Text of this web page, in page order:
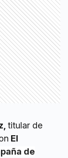
titular de
El
de